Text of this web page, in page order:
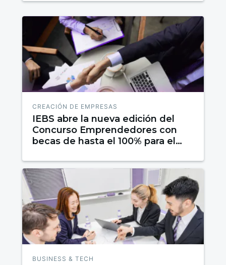
CREACIÓN DE EMPRESAS
IEBS abre la nueva edición del
Concurso Emprendedores con
becas de hasta el 100% para el
BUSINESS & TECH